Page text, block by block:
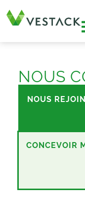
NOUS
NOUS
CONCEVOIR